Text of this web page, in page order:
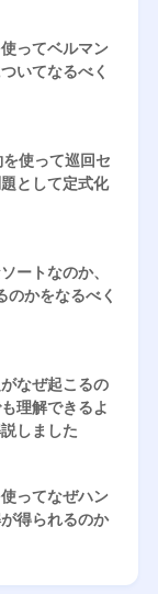
ってベルマン
いてなるべく
を使って巡回セ
として定式化
ートなのか、
かをなるべく
なぜ起こるの
理解できるよ
しました
ってなぜハン
得られるのか